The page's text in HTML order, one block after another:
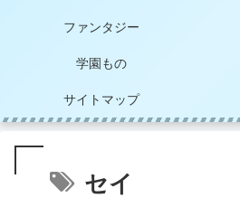
ファンタジー
学園もの
サイトマップ
セイ